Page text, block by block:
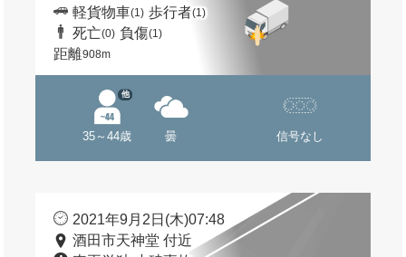
軽貨物車(1) 歩行者(1)
死亡(0) 負傷(1)
距離908m
35～44歳
他
曇 信号なし
2021年9月2日(木)07:48
酒田市天神堂 付近